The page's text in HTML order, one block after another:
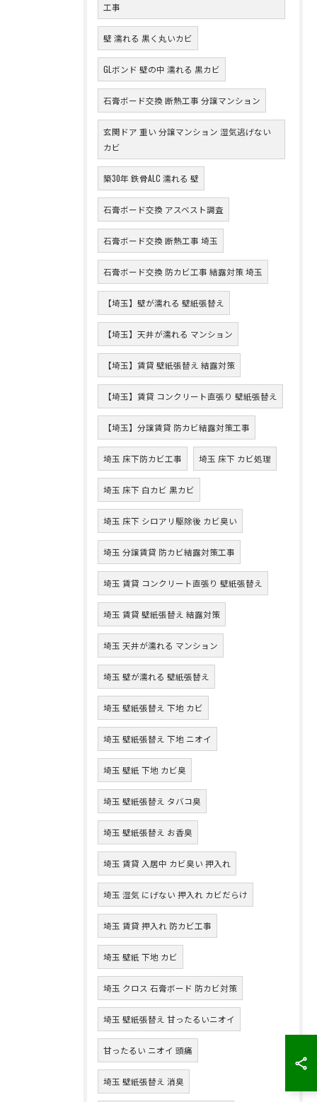
工事
壁 濡れる 黒く丸いカビ
GLボンド 壁の中 濡れる 黒カビ
石膏ボード交換 断熱工事 分譲マンション
玄関ドア 重い 分譲マンション 湿気逃げない
カビ
築30年 鉄骨ALC 濡れる 壁
石膏ボード交換 アスベスト調査
石膏ボード交換 断熱工事 埼玉
石膏ボード交換 防カビ工事 結露対策 埼玉
【埼玉】壁が濡れる 壁紙張替え
【埼玉】天井が濡れる マンション
【埼玉】賃貸 壁紙張替え 結露対策
【埼玉】賃貸 コンクリート直張り 壁紙張替え
【埼玉】分譲賃貸 防カビ結露対策工事
埼玉 床下防カビ工事 埼玉 床下 カビ処理
埼玉 床下 白カビ 黒カビ
埼玉 床下 シロアリ駆除後 カビ臭い
埼玉 分譲賃貸 防カビ結露対策工事
埼玉 賃貸 コンクリート直張り 壁紙張替え
埼玉 賃貸 壁紙張替え 結露対策
埼玉 天井が濡れる マンション
埼玉 壁が濡れる 壁紙張替え
埼玉 壁紙張替え 下地 カビ
埼玉 壁紙張替え 下地 ニオイ
埼玉 壁紙 下地 カビ臭
埼玉 壁紙張替え タバコ臭
埼玉 壁紙張替え お香臭
埼玉 賃貸 入居中 カビ臭い 押入れ
埼玉 湿気 にげない 押入れ カビだらけ
埼玉 賃貸 押入れ 防カビ工事
埼玉 壁紙 下地 カビ
埼玉 クロス 石膏ボード 防カビ対策
埼玉 壁紙張替え 甘ったるいニオイ
甘ったるい ニオイ 頭痛
埼玉 壁紙張替え 消臭